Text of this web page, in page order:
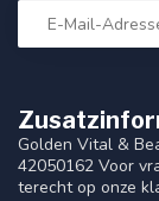
Golden Vital &
42050162 Voor
terecht op onze